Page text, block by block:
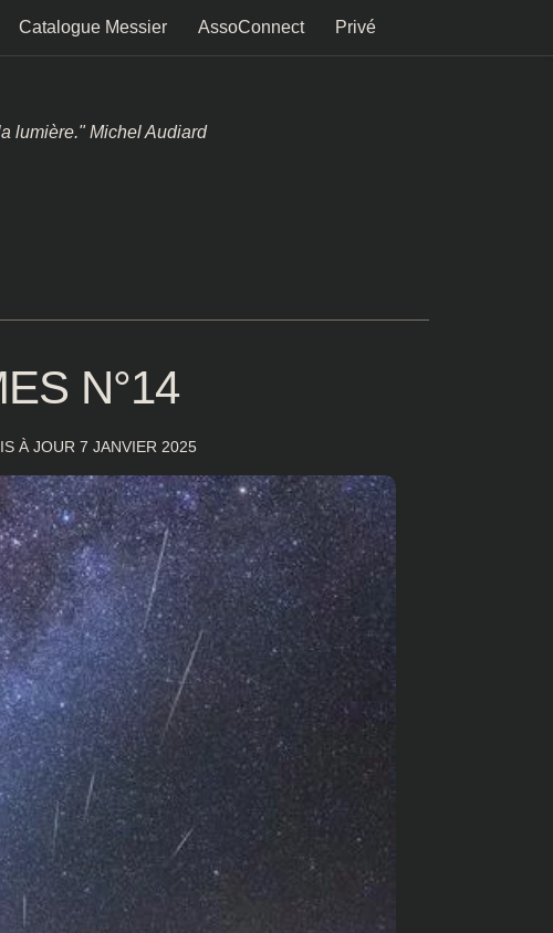
Catalogue Messier AssoConnect Privé
lumière." Michel Audiard
N°14
À JOUR 7 JANVIER 2025